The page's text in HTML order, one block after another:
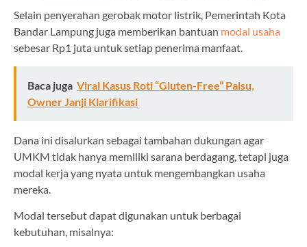
Selain penyerahan gerobak motor listrik, Pemerintah Kota
Bandar Lampung juga memberikan bantuan modal usaha
sebesar Rp1 juta untuk setiap penerima manfaat.
Baca juga Viral Kasus Roti “Gluten-Free” Palsu,
Owner Janji Klarifikasi
Dana ini disalurkan sebagai tambahan dukungan agar
UMKM tidak hanya memiliki sarana berdagang, tetapi juga
modal kerja yang nyata untuk mengembangkan usaha
mereka.
Modal tersebut dapat digunakan untuk berbagai
kebutuhan, misalnya: